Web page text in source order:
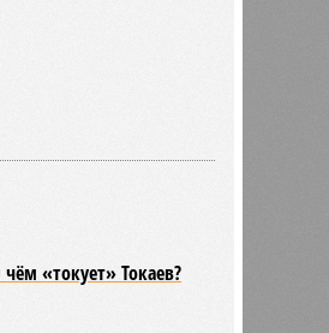
«токует» Токаев?